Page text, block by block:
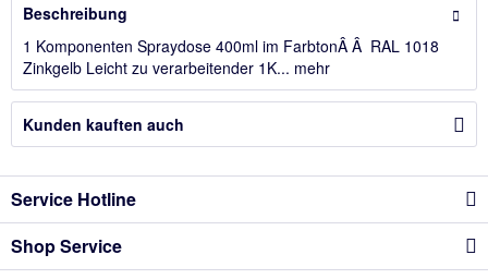
Beschreibung
1 Komponenten Spraydose 400ml im FarbtonÂ Â RAL 1018
Zinkgelb Leicht zu verarbeitender 1K... mehr
Kunden kauften auch
Service Hotline
Shop Service